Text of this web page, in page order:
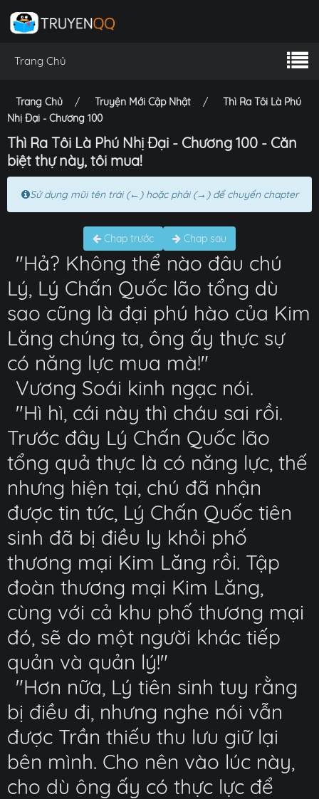
Trang Chủ
Trang Chủ Truyện Mới Cập Nhật
Thì Ra Tôi Là Phú
Nhị Đại - Chương 100
Thì Ra Tôi Là Phú Nhị Đại - Chương 100 - Căn
biệt thự này, tôi mua!
Sử dụng mũi tên trái (←) hoặc phải (→) để chuyển chapter
Chap trước Chap sau
"Hả? Không thể nào đâu chú
Lý, Lý Chấn Quốc lão tổng dù
sao cũng là đại phú hào của Kim
Lăng chúng ta, ông ấy thực sự
có năng lực mua mà!"
Vương Soái kinh ngạc nói.
"Hì hì, cái này thì cháu sai rồi.
Trước đây Lý Chấn Quốc lão
tổng quả thực là có năng lực, thế
nhưng hiện tại, chú đã nhận
được tin tức, Lý Chấn Quốc tiên
sinh đã bị điều ly khỏi phố
thương mại Kim Lăng rồi. Tập
đoàn thương mại Kim Lăng,
cùng với cả khu phố thương mại
đó, sẽ do một người khác tiếp
quản và quản lý!"
"Hơn nữa, Lý tiên sinh tuy rằng
bị điều đi, nhưng nghe nói vẫn
được Trần thiếu thu lưu giữ lại
bên mình. Cho nên vào lúc này,
cho dù ông ấy có thực lực để